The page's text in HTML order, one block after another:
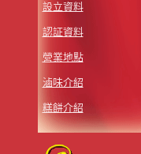
設立資料
認証資料
營業地點
滷味介紹
糕餅介紹